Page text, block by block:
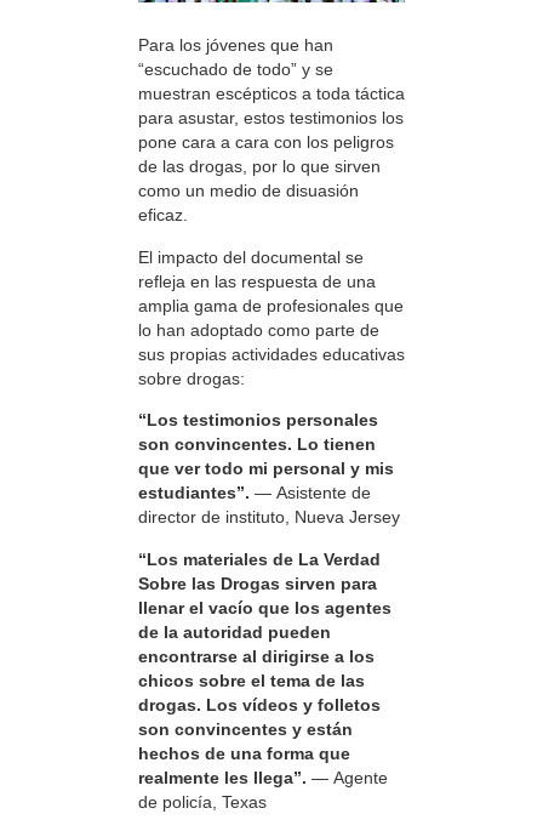
Para los jóvenes que han
“escuchado de todo” y se
muestran escépticos a toda táctica
para asustar, estos testimonios los
pone cara a cara con los peligros
de las drogas, por lo que sirven
como un medio de disuasión
eficaz.
El impacto del documental se
refleja en las respuesta de una
amplia gama de profesionales que
lo han adoptado como parte de
sus propias actividades educativas
sobre drogas:
“Los testimonios personales
son convincentes. Lo tienen
que ver todo mi personal y mis
estudiantes”. — Asistente de
director de instituto, Nueva Jersey
“Los materiales de La Verdad
Sobre las Drogas sirven para
llenar el vacío que los agentes
de la autoridad pueden
encontrarse al dirigirse a los
chicos sobre el tema de las
drogas. Los vídeos y folletos
son convincentes y están
hechos de una forma que
realmente les llega”. — Agente
de policía, Texas